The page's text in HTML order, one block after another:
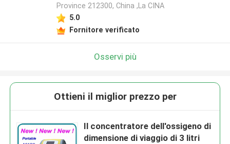
Province 212300, China ,La CINA
5.0
Fornitore verificato
Osservi più
Ottieni il miglior prezzo per
Il concentratore dell'ossigeno di
dimensione di viaggio di 3 litri